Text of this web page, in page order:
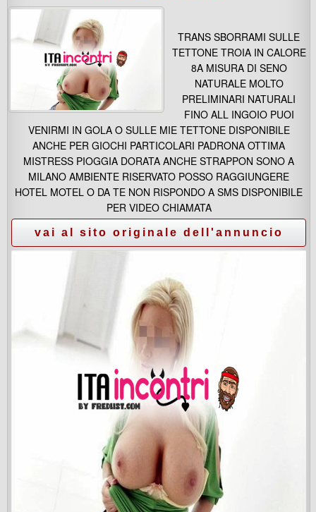
TRANS SBORRAMI SULLE
TETTONE TROIA IN CALORE
8A MISURA DI SENO
NATURALE MOLTO
PRELIMINARI NATURALI
FINO ALL INGOIO PUOI
VENIRMI IN GOLA O SULLE MIE TETTONE DISPONIBILE
ANCHE PER GIOCHI PARTICOLARI PADRONA OTTIMA
MISTRESS PIOGGIA DORATA ANCHE STRAPPON SONO A
MILANO AMBIENTE RISERVATO POSSO RAGGIUNGERE
HOTEL MOTEL O DA TE NON RISPONDO A SMS DISPONIBILE
PER VIDEO CHIAMATA